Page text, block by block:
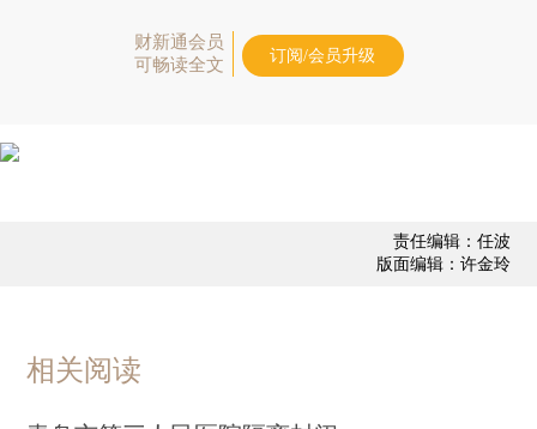
财新通会员
可畅读全文
订阅/会员升级
责任编辑：任波
版面编辑：许金玲
相关阅读